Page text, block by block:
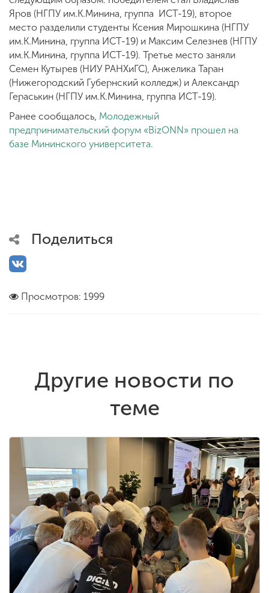
Яров (НГПУ им.К.Минина, группа ИСТ-19), второе
место разделили студенты Ксения Мирошкина (НГПУ
им.К.Минина, группа ИСТ-19) и Максим Селезнев (НГПУ
им.К.Минина, группа ИСТ-19). Третье место заняли
Семен Кутырев (НИУ РАНХиГС), Анжелика Таран
(Нижегородский Губернский колледж) и Александр
Гераськин (НГПУ им.К.Минина, группа ИСТ-19).
Ранее сообщалось, Молодежный
предпринимательский форум «BizONN» прошел на
базе Мининского университета.
Поделиться
Просмотров: 1999
Другие новости по
теме